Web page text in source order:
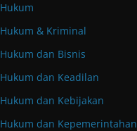
Hukum
Hukum & Kriminal
Hukum dan Bisnis
Hukum dan Keadilan
Hukum dan Kebijakan
Hukum dan Kepemerintahan